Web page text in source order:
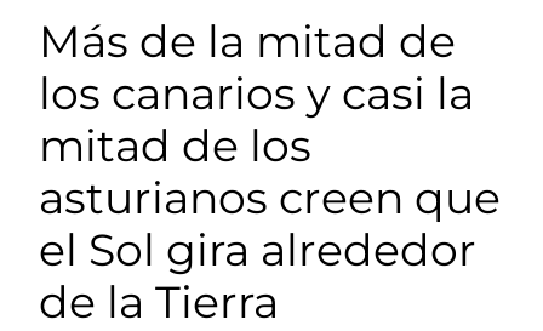
Más de la mitad de
los canarios y casi la
mitad de los
asturianos creen que
el Sol gira alrededor
de la Tierra